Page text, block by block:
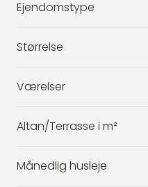
Ejendomstype
Størrelse
Værelser
Altan/Terrasse i m²
Månedlig husleje